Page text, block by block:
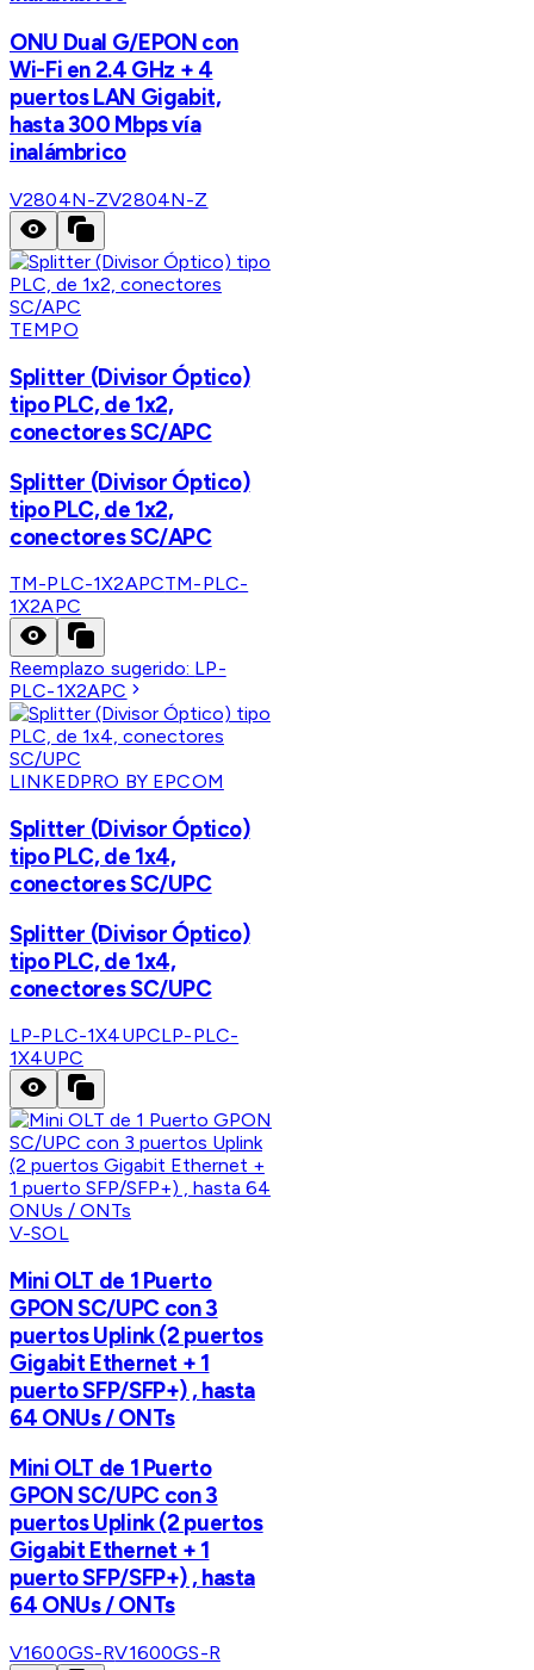
ONU Dual G/EPON con
Wi-Fi en 2.4 GHz + 4
puertos LAN Gigabit,
hasta 300 Mbps vía
inalámbrico
V2804N-ZV2804N-Z
TEMPO
Splitter (Divisor Óptico)
tipo PLC, de 1x2,
conectores SC/APC
Splitter (Divisor Óptico)
tipo PLC, de 1x2,
conectores SC/APC
TM-PLC-1X2APCTM-PLC-
1X2APC
Reemplazo sugerido: LP-
PLC-1X2APC
LINKEDPRO BY EPCOM
Splitter (Divisor Óptico)
tipo PLC, de 1x4,
conectores SC/UPC
Splitter (Divisor Óptico)
tipo PLC, de 1x4,
conectores SC/UPC
LP-PLC-1X4UPCLP-PLC-
1X4UPC
V-SOL
Mini OLT de 1 Puerto
GPON SC/UPC con 3
puertos Uplink (2 puertos
Gigabit Ethernet + 1
puerto SFP/SFP+) , hasta
64 ONUs / ONTs
Mini OLT de 1 Puerto
GPON SC/UPC con 3
puertos Uplink (2 puertos
Gigabit Ethernet + 1
puerto SFP/SFP+) , hasta
64 ONUs / ONTs
V1600GS-RV1600GS-R